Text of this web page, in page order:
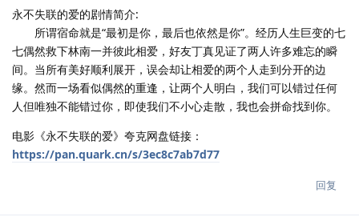
永不失联的爱的剧情简介:
所谓宿命就是“最初是你，最后也依然是你”。经历人生巨变的七
七偶然救下林南一并彼此相爱，好友丁真见证了两人许多难忘的瞬
间。当所有美好顺利展开，误会却让相爱的两个人走到分开的边
缘。然而一场看似偶然的重逢，让两个人明白，我们可以错过任何
人但唯独不能错过你，即使我们不小心走散，我也会拼命找到你。
电影《永不失联的爱》夸克网盘链接：
https://pan.quark.cn/s/3ec8c7ab7d77
回复